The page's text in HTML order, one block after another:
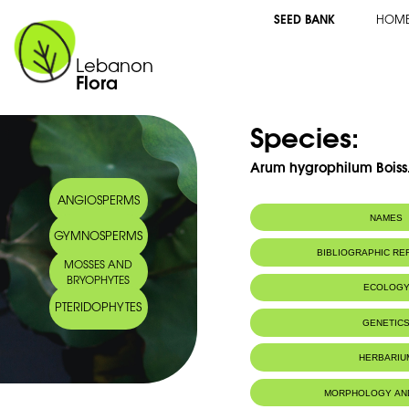
Lebanon
Flora
SEED BANK
ANGIOSPERMS
GYMNOSPERMS
MOSSES AND
BRYOPHYTES
PTERIDOPHYTES
Species:
Arum hygrophilum
NAMES
Common name: Gouet de
Arabic name: لوف رطوبي
BIBLIOGRAPHIC
ECOLOGY
The east
Habitat :
Fossés,
et terrains
IUCN threat status: RÃ©gion de
9,38 pg/
MORPHOLOGY